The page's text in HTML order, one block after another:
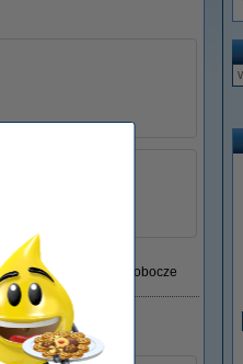
Dostawa: 2-3 dni robocze